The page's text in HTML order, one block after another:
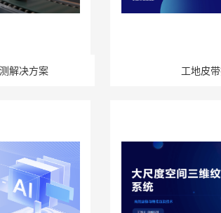
解决方案 工地皮